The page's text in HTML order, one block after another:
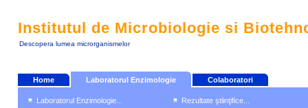
Institutul de Microbiologie si
Descopera lumea microrganismelor
Home Laboratorul Enzimologie Colaboratori
Laboratorul Enzimologie...
Rezultate ştiinţifice...